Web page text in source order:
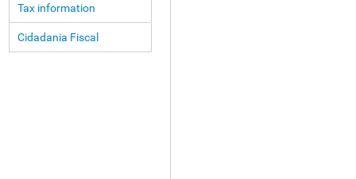
Tax information
Cidadania Fiscal